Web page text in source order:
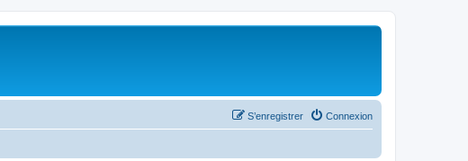
Connexion
S’enregistrer